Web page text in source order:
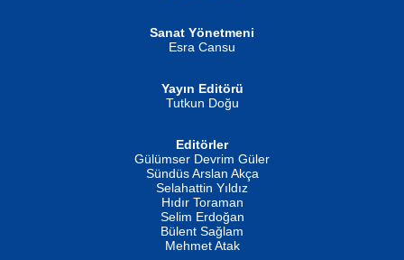
İSMAİL OKUTAN
Erkeklerin Kahrolması Ne Demektir
Evvel Zaman Tanrıçası...
Sanat Yönetmeni
Esra Cansu
Yayın Editörü
Tutkun Doğu
Editörler
Gülümser Devrim Güler
Sündüs Arslan Akça
Selahattin Yıldız
Hıdır Toraman
Selim Erdoğan
Bülent Sağlam
Mehmet Atak